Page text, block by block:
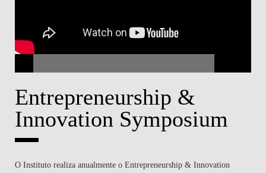
Entrepreneurship &
Innovation Symposium
O Instituto realiza anualmente o Entrepreneurship & Innovation